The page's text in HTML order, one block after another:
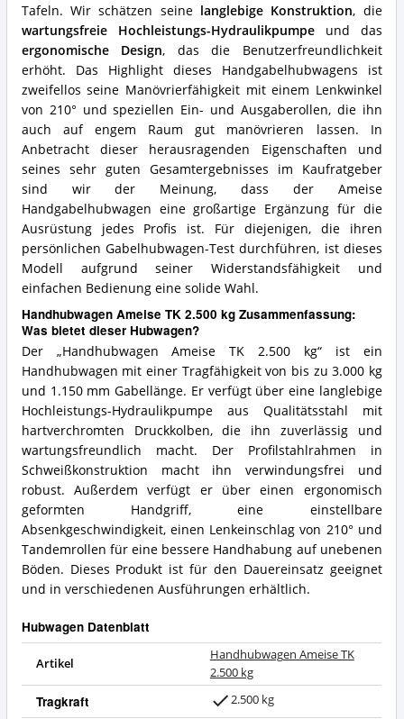
Tafeln. Wir schätzen seine langlebige Konstruktion, die
wartungsfreie Hochleistungs-Hydraulikpumpeund das
ergonomische Design, das die Benutzerfreundlichkeit
erhöht. Das Highlight dieses Handgabelhubwagens ist
zweifellos seine Manövrierfähigkeit mit einem Lenkwinkel
von 210° und speziellen Ein- und Ausgaberollen, die ihn
auch auf engem Raum gut manövrieren lassen. In
Anbetracht dieser herausragenden Eigenschaften und
seines sehr guten Gesamtergebnisses im Kaufratgeber
sind wir der Meinung, dass der Ameise
Handgabelhubwagen eine großartige Ergänzung für die
Ausrüstung jedes Profis ist. Für diejenigen, die ihren
persönlichen Gabelhubwagen-Test durchführen, ist dieses
Modell aufgrund seiner Widerstandsfähigkeit und
einfachen Bedienung eine solide Wahl.
Handhubwagen Ameise TK 2.500 kg Zusammenfassung:
Was bietet dieser Hubwagen?
Der „Handhubwagen Ameise TK 2.500 kg“ ist ein
Handhubwagen mit einer Tragfähigkeit von bis zu 3.000 kg
und 1.150 mm Gabellänge. Er verfügt über eine langlebige
Hochleistungs-Hydraulikpumpe aus Qualitätsstahl mit
hartverchromten Druckkolben, die ihn zuverlässig und
wartungsfreundlich macht. Der Profilstahlrahmen in
Schweißkonstruktion macht ihn verwindungsfrei und
robust. Außerdem verfügt er über einen ergonomisch
geformten Handgriff, eine einstellbare
Absenkgeschwindigkeit, einen Lenkeinschlag von 210° und
Tandemrollen für eine bessere Handhabung auf unebenen
Böden. Dieses Produkt ist für den Dauereinsatz geeignet
und in verschiedenen Ausführungen erhältlich.
Hubwagen Datenblatt
Artikel
Handhubwagen Ameise TK
2.500 kg
Tragkraft 2.500 kg